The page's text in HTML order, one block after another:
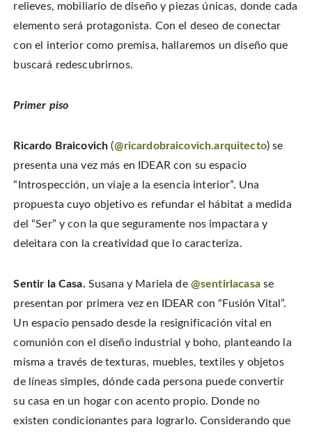
relieves, mobiliario de diseño y piezas únicas, donde cada
elemento será protagonista. Con el deseo de conectar
con el interior como premisa, hallaremos un diseño que
buscará redescubrirnos.
Primer piso
Ricardo Braicovich (@ricardobraicovich.arquitecto) se
presenta una vez más en IDEAR con su espacio
“Introspección, un viaje a la esencia interior”. Una
propuesta cuyo objetivo es refundar el hábitat a medida
del “Ser” y con la que seguramente nos impactara y
deleitara con la creatividad que lo caracteriza.
Sentir la Casa. Susana y Mariela de @sentirlacasase
presentan por primera vez en IDEAR con “Fusión Vital”.
Un espacio pensado desde la resignificación vital en
comunión con el diseño industrial y boho, planteando la
misma a través de texturas, muebles, textiles y objetos
de líneas simples, dónde cada persona puede convertir
su casa en un hogar con acento propio. Donde no
existen condicionantes para lograrlo. Considerando que